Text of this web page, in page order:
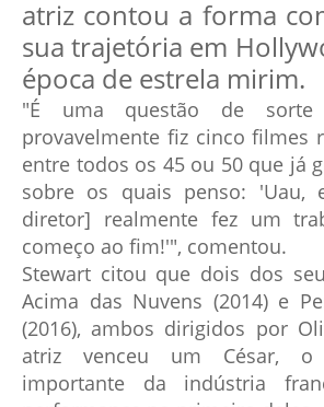
atriz contou a forma
sua trajetória em
época de estrela mirim.
"É uma questão de
provavelmente fiz cinco filmes
entre todos os 45 ou 50 que já
sobre os quais penso: 'Uau,
diretor] realmente fez um
começo ao fim!'", comentou.
Stewart citou que dois dos
Acima das Nuvens (2014) e
(2016), ambos dirigidos por
atriz venceu um César,
importante da indústria